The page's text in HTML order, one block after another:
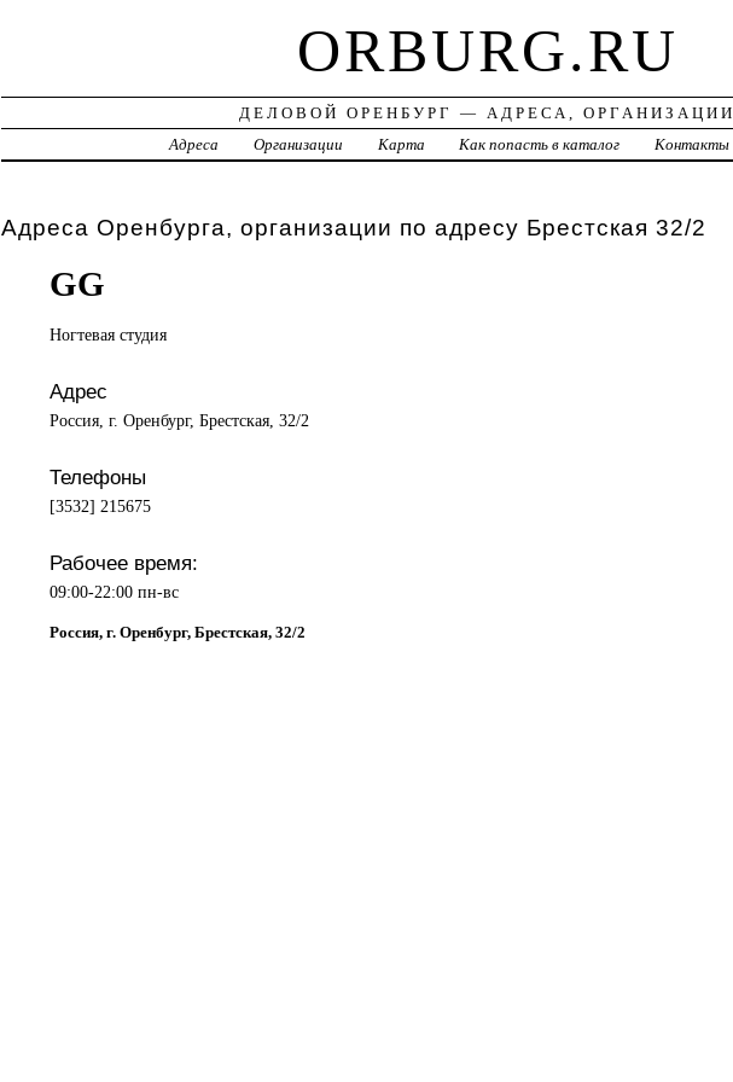
ORBURG.RU
ДЕЛОВОЙ ОРЕНБУРГ — АДРЕСА, ОРГАНИЗАЦИИ
Адреса
Организации Карта Как попасть в каталог Контакты
Адреса Оренбурга, организации по адресу Брестская 32/2
GG
Ногтевая студия
Адрес
Россия, г. Оренбург, Брестская, 32/2
Телефоны
[3532] 215675
Рабочее время:
09:00-22:00 пн-вс
Россия, г. Оренбург, Брестская, 32/2